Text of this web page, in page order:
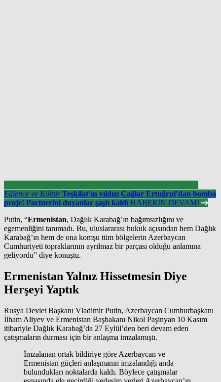
Eğlence ve Kültür Teşkilat’ın yıldızı Çağlar Ertuğrul’dan bomba
proje! Partnerini duyanlar şaştı kaldı HABERİN DEVAMI
Putin, “Ermenistan, Dağlık Karabağ’ın bağımsızlığını ve
egemenliğini tanımadı. Bu, uluslararası hukuk açısından hem Dağlık
Karabağ’ın hem de ona komşu tüm bölgelerin Azerbaycan
Cumhuriyeti topraklarının ayrılmaz bir parçası olduğu anlamına
geliyordu” diye konuştu.
Ermenistan Yalnız Hissetmesin Diye
Herşeyi Yaptık
Rusya Devlet Başkanı Vladimir Putin, Azerbaycan Cumhurbaşkanı
İlham Aliyev ve Ermenistan Başbakanı Nikol Paşinyan 10 Kasım
itibariyle Dağlık Karabağ’da 27 Eylül’den beri devam eden
çatışmaların durması için bir anlaşma imzalamıştı.
İmzalanan ortak bildiriye göre Azerbaycan ve
Ermenistan güçleri anlaşmanın imzalandığı anda
bulundukları noktalarda kaldı. Böylece çatışmalar